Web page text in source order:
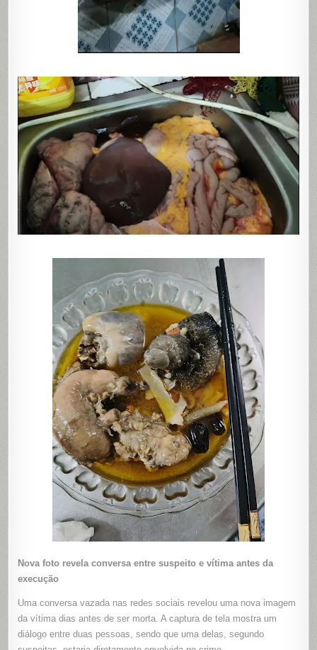
Nova foto revela conversa entre suspeito e vítima antes da
execução
Uma conversa vazada nas redes sociais revelou uma nova imagem
da vítima dias antes de ser morta. A captura de tela mostra um
diálogo entre duas pessoas, sendo que uma delas, segundo